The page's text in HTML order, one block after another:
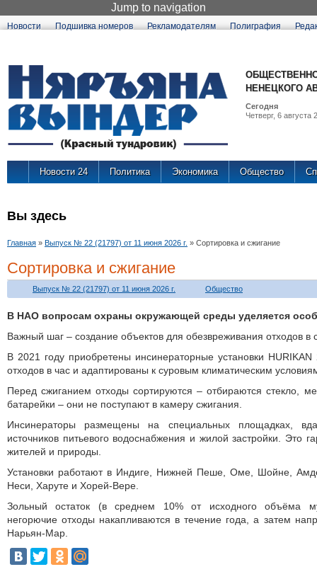
Jump to navigation
Новости Подшивка номеров Рекламодателям Полиграфия
НЕНЕЦКОГО
Сегодня
Четверг, 6 августа
Новости 24 Политика Экономика Общество
Вы здесь
Главная » Выпуск № 22 (21797) от 11 июня 2026 г. » Сортировка и сжигание
Сортировка и сжигание
Выпуск № 22 (21797) от 11 июня 2026 г. Общество
В НАО вопросам охраны окружающей среды уделяется
Важный шаг – создание объектов для обезвреживания отходов в
В 2021 году приобретены инсинераторные установки
отходов в час и адаптированы к суровым климатическим
Перед сжиганием отходы сор­тируются – отбираются стекло,
батарейки – они не поступают в камеру сжигания.
Инсинераторы размещены на специальных площадках,
источников питьевого водоснабжения и жилой застройки. Это
жителей и природы.
Установки работают в Индиге, Нижней Пеше, Оме, Шойне,
Неси, Харуте и Хорей‑Вере.
Зольный остаток (в среднем 10% от исходного объёма
негорючие отходы накапливаются в течение года, а затем
Нарьян‑Мар.